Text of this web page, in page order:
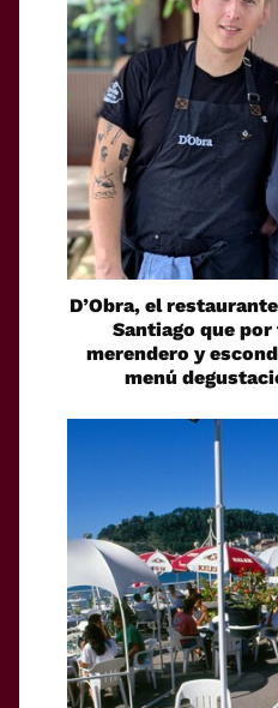
D’Obra, el
Santiago que
merendero y
menú